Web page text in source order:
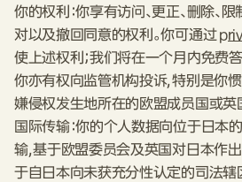
你的权利：你享有访问、更正、删除、
对以及撤回同意的权利。你可通过
使上述权利；我们将在一个月内免费答
你亦有权向监管机构投诉，特别是你
嫌侵权发生地所在的欧盟成员国或英
国际传输：你的个人数据向位于日本
输，基于欧盟委员会及英国对日本作
于自日本向未获充分性认定的司法辖